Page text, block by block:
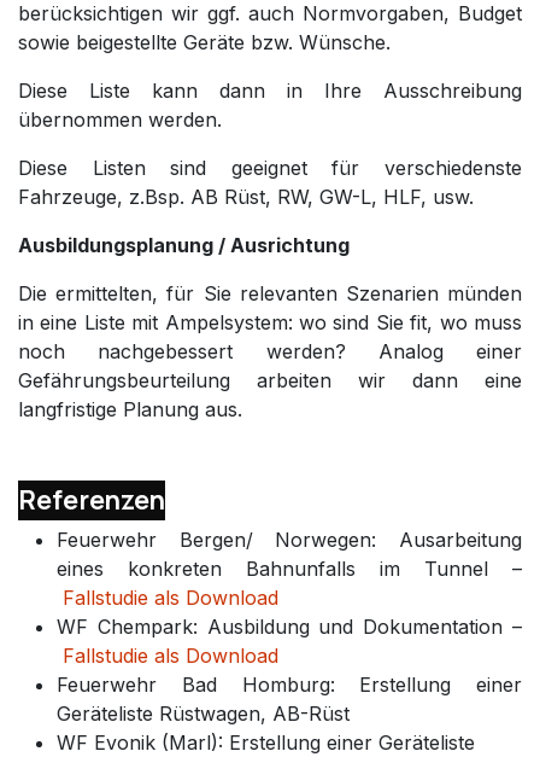
berücksichtigen wir ggf. auch Normvorgaben, Budget
sowie beigestellte Geräte bzw. Wünsche.
Diese Liste kann dann in Ihre Ausschreibung
übernommen werden.
Diese Listen sind geeignet für verschiedenste
Fahrzeuge, z.Bsp. AB Rüst, RW, GW-L, HLF, usw.
Ausbildungsplanung / Ausrichtung
Die ermittelten, für Sie relevanten Szenarien münden
in eine Liste mit Ampelsystem: wo sind Sie fit, wo muss
noch nachgebessert werden? Analog einer
Gefährungsbeurteilung arbeiten wir dann eine
langfristige Planung aus.
Referenzen
Feuerwehr Bergen/ Norwegen: Ausarbeitung
eines konkreten Bahnunfalls im Tunnel –
Fallstudie als Download
WF Chempark: Ausbildung und Dokumentation –
Fallstudie als Download
Feuerwehr Bad Homburg: Erstellung einer
Geräteliste Rüstwagen, AB-Rüst
WF Evonik (Marl): Erstellung einer Geräteliste